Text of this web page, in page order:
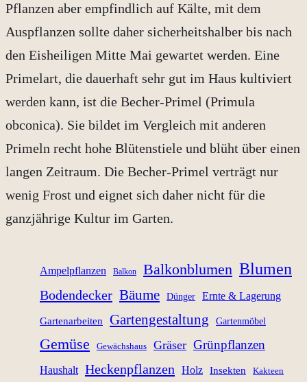
Pflanzen aber empfindlich auf Kälte, mit dem
Auspflanzen sollte daher sicherheitshalber bis nach
den Eisheiligen Mitte Mai gewartet werden. Eine
Primelart, die dauerhaft sehr gut im Haus kultiviert
werden kann, ist die Becher-Primel (Primula
obconica). Sie bildet im Vergleich mit anderen
Primeln recht hohe Blütenstiele und blüht über einen
langen Zeitraum. Die Becher-Primel verträgt nur
wenig Frost und eignet sich daher nicht für die
ganzjährige Kultur im Garten.
Ampelpflanzen Balkon Balkonblumen Blumen
Bodendecker Bäume Dünger Ernte & Lagerung
Gartenarbeiten Gartengestaltung Gartenmöbel
Gemüse Gewächshaus Gräser Grünpflanzen
Haushalt Heckenpflanzen Holz Insekten Kakteen